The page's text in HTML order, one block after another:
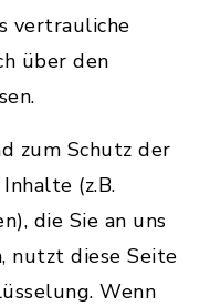
vertrauliche
über den
zum Schutz der
(z.B.
die Sie an uns
nutzt diese Seite
Wenn